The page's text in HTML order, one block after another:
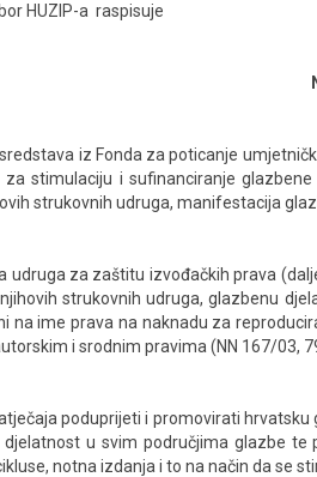
HUZIP-a raspisuje
iz Fonda za poticanje
stimulaciju i sufinanciranje
strukovnih udruga, manifestacija
udruga za zaštitu izvođačkih prava
strukovnih udruga, glazbenu
na ime prava na naknadu za
i srodnim pravima (NN 167/03,
poduprijeti i promovirati
u svim područjima glazbe te
notna izdanja i to na način da se